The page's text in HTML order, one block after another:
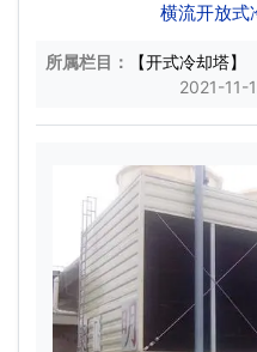
横流开放式
所属栏目： 【开式冷却塔】
2021-11-